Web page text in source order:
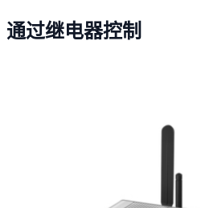
通过继电器控制